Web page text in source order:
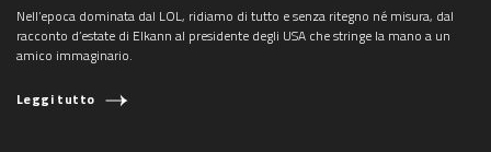
Nell’epoca dominata dal LOL, ridiamo di tutto e senza ritegno né misura, dal
racconto d’estate di Elkann al presidente degli USA che stringe la mano a un
amico immaginario.
Leggi tutto